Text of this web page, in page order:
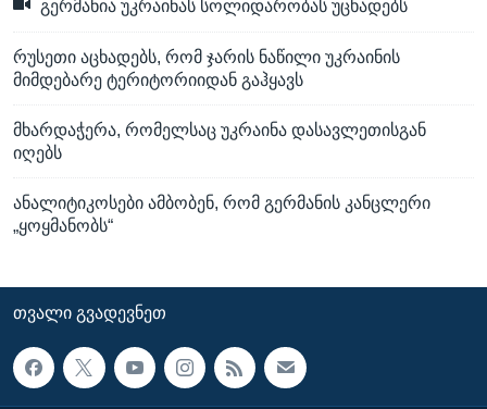
გერმანია უკრაინას სოლიდარობას უცხადებს
რუსეთი აცხადებს, რომ ჯარის ნაწილი უკრაინის
მიმდებარე ტერიტორიიდან გაჰყავს
მხარდაჭერა, რომელსაც უკრაინა დასავლეთისგან
იღებს
ანალიტიკოსები ამბობენ, რომ გერმანის კანცლერი
„ყოყმანობს“
ᲗᲕᲐᲚᲘ ᲒᲕᲐᲓᲔᲕᲜᲔᲗ